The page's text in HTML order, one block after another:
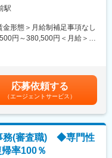
プランに合った資金計画を
業、旅行業、エアライン、
入社者も活躍しています。
スキルを身に着けることが
。営業活動の他、住宅・ア
資相談・審査業務を担当
門知識を習得できます。
務、実行処理
務を進めます。
、融資希望内容等様々な側
会社への提案活動と並行し
駅
形態＞月給制補足事項なし
円～380,500円＜月給＞
■給与例：年収500万円／26
歳 ※左記に加え、別途残
金額であり、選考を通じて
)は固定手当を含めた表記で
応募依頼する
（エージェントサービス）
務(審査職) ◆専門性
率100％